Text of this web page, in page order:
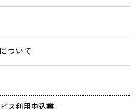
ついて
ス利用申込書